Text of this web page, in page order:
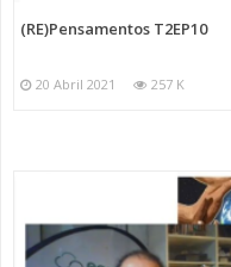
(RE)Pensamentos T2EP10
20 Abril 2021 257 K